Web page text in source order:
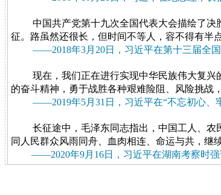
中国共产党第十九次全国代表大会描绘了
征。路虽然还很长，但时间不等人，容不得有半
——2018年3月20日，习近平在第十三届全
现在，我们正在进行实现中华民族伟大复
的奋斗精神，勇于战胜各种艰难险阻、风险挑战
——2019年5月31日，习近平在“不忘初心、
长征途中，毛泽东同志指出，中国工人、
同人民群众风雨同舟、血肉相连、命运与共，继
——2020年9月16日，习近平在湖南考察时强